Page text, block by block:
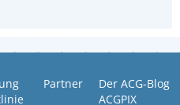
Partner
Der ACG-Blog
ACGPIX